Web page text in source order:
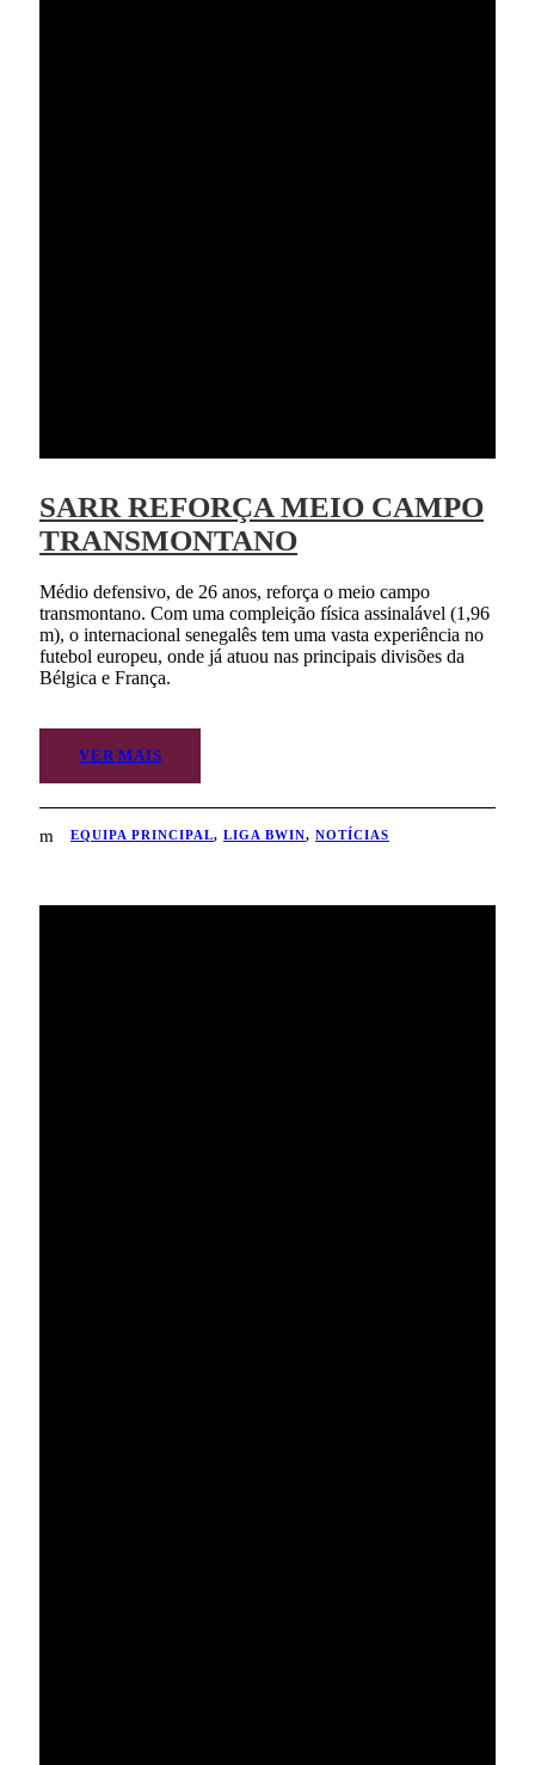
SARR REFORÇA MEIO CAMPO
TRANSMONTANO
Médio defensivo, de 26 anos, reforça o meio campo
transmontano. Com uma compleição física assinalável (1,96
m), o internacional senegalês tem uma vasta experiência no
futebol europeu, onde já atuou nas principais divisões da
Bélgica e França.
VER MAIS
EQUIPA PRINCIPAL, LIGA BWIN, NOTÍCIAS